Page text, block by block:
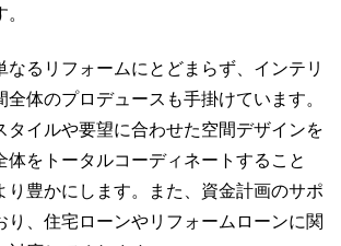
なるリフォームにとどまらず、インテリ
全体のプロデュースも手掛けています。
タイルや要望に合わせた空間デザインを
体をトータルコーディネートすること
り豊かにします。また、資金計画のサポ
り、住宅ローンやリフォームローンに関